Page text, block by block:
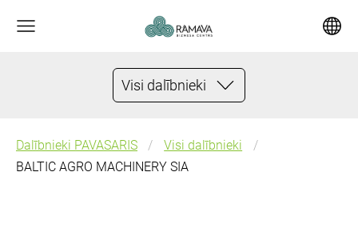
Visi dalībnieki
Dalībnieki PAVASARIS
Visi dalībnieki
BALTIC AGRO MACHINERY SIA